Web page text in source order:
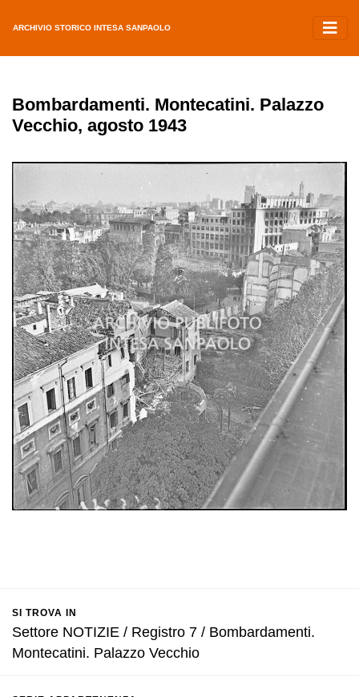
ARCHIVIO STORICO INTESA SANPAOLO
Bombardamenti. Montecatini. Palazzo
Vecchio, agosto 1943
SI TROVA IN
Settore NOTIZIE / Registro 7 / Bombardamenti.
Montecatini. Palazzo Vecchio